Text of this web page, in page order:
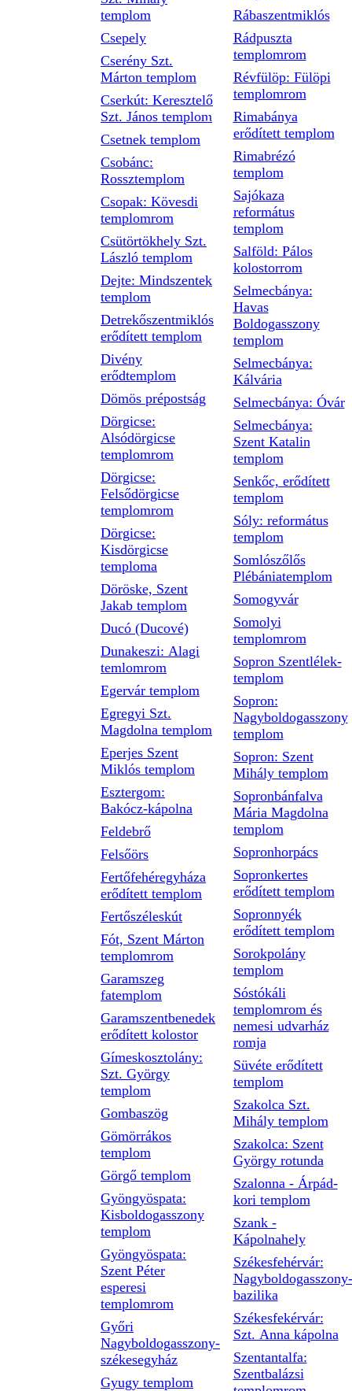
templom
Csepely
Cserény Szt.
Márton templom
Cserkút: Keresztelő
Szt. János templom
Csetnek templom
Csobánc:
Rossztemplom
Csopak: Kövesdi
templomrom
Csütörtökhely Szt.
László templom
Dejte: Mindszentek
templom
Detrekőszentmiklós
erődített templom
Divény
erődtemplom
Dömös prépostság
Dörgicse:
Alsódörgicse
templomrom
Dörgicse:
Felsődörgicse
templomrom
Dörgicse:
Kisdörgicse
temploma
Döröske, Szent
Jakab templom
Ducó (Ducové)
Dunakeszi: Alagi
temlomrom
Egervár templom
Egregyi Szt.
Magdolna templom
Eperjes Szent
Miklós templom
Esztergom:
Bakócz-kápolna
Feldebrő
Felsőörs
Fertőfehéregyháza
erődített templom
Fertőszéleskút
Fót, Szent Márton
templomrom
Garamszeg
fatemplom
Garamszentbenedek
erődített kolostor
Gímeskosztolány:
Szt. György
templom
Gombaszög
Gömörrákos
templom
Görgő templom
Gyöngyöspata:
Kisboldogasszony
templom
Gyöngyöspata:
Szent Péter
esperesi
templomrom
Győri
Nagyboldogasszony-
székesegyház
Gyugy templom
Rábaszentmiklós
Rádpuszta
templomrom
Révfülöp: Fülöpi
templomrom
Rimabánya
erődített templom
Rimabrézó
templom
Sajókaza
református
templom
Salföld: Pálos
kolostorrom
Selmecbánya:
Havas
Boldogasszony
templom
Selmecbánya:
Kálvária
Selmecbánya: Óvár
Selmecbánya:
Szent Katalin
templom
Senkőc, erődített
templom
Sóly: református
templom
Somlószőlős
Plébániatemplom
Somogyvár
Somolyi
templomrom
Sopron Szentlélek-
templom
Sopron:
Nagyboldogasszony
templom
Sopron: Szent
Mihály templom
Sopronbánfalva
Mária Magdolna
templom
Sopronhorpács
Sopronkertes
erődített templom
Sopronnyék
erődített templom
Sorokpolány
templom
Sóstókáli
templomrom és
nemesi udvarház
romja
Süvéte erődített
templom
Szakolca Szt.
Mihály templom
Szakolca: Szent
György rotunda
Szalonna - Árpád-
kori templom
Szank -
Kápolnahely
Székesfehérvár:
Nagyboldogasszony-
bazilika
Székesfekérvár:
Szt. Anna kápolna
Szentantalfa:
Szentbalázsi